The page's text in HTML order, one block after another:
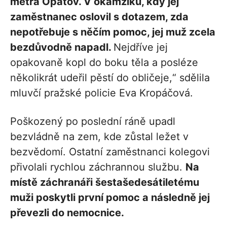
zaměstnanec oslovil s dotazem, zda
nepotřebuje s něčím pomoc, jej muž zcela
bezdůvodně napadl. Nejdříve jej
opakovaně kopl do boku těla a posléze
několikrát udeřil pěstí do obličeje,“ sdělila
mluvčí pražské policie Eva Kropáčová.
Poškozený po poslední ráně upadl
bezvládně na zem, kde zůstal ležet v
bezvědomí. Ostatní zaměstnanci kolegovi
přivolali rychlou záchrannou službu. Na
místě záchranáři šestašedesátiletému
muži poskytli první pomoc a následně jej
převezli do nemocnice.